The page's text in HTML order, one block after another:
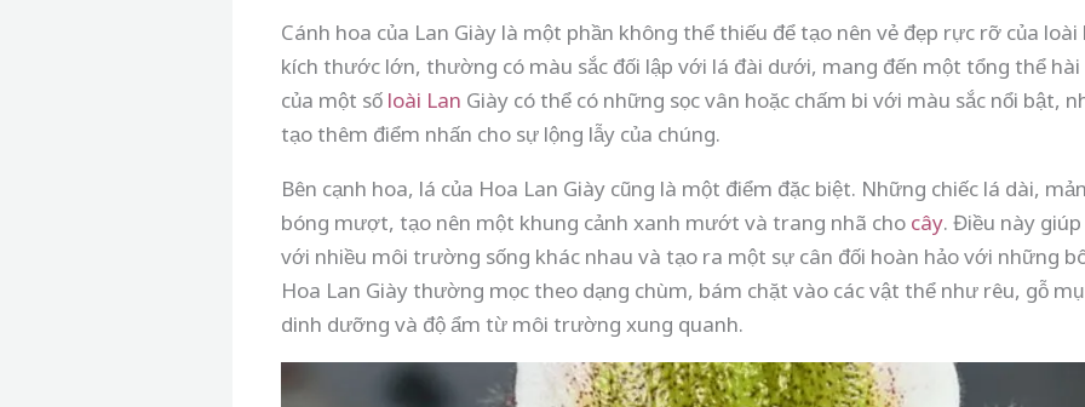
Cánh hoa của Lan Giày là một phần không thể thiếu để tạo nên vẻ đẹp rực rỡ của
kích thước lớn, thường có màu sắc đối lập với lá đài dưới, mang đến một tổng thể
của một số loài Lan Giày có thể có những sọc vân hoặc chấm bi với màu sắc nổi bật,
tạo thêm điểm nhấn cho sự lộng lẫy của chúng.
Bên cạnh hoa, lá của Hoa Lan Giày cũng là một điểm đặc biệt. Những chiếc lá dài,
bóng mượt, tạo nên một khung cảnh xanh mướt và trang nhã cho cây. Điều này
với nhiều môi trường sống khác nhau và tạo ra một sự cân đối hoàn hảo với những
Hoa Lan Giày thường mọc theo dạng chùm, bám chặt vào các vật thể như rêu, gỗ
dinh dưỡng và độ ẩm từ môi trường xung quanh.